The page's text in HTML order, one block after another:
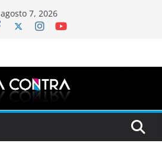
agosto 7, 2026